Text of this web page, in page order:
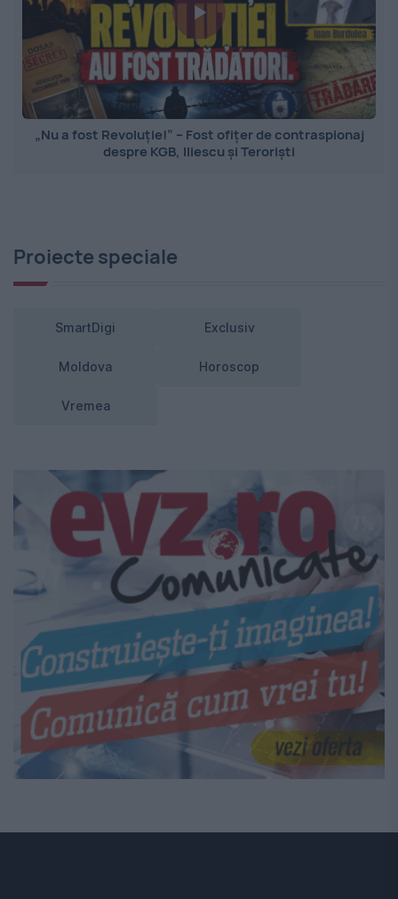
„Nu a fost Revoluție!” – Fost ofițer de contraspionaj
despre KGB, Iliescu și Teroriști
Proiecte speciale
SmartDigi Exclusiv
Moldova Horoscop
Vremea